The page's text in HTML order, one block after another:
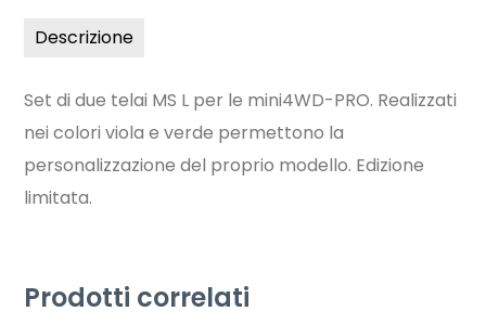
Descrizione
Set di due telai MS L per le mini4WD-PRO. Realizzati
nei colori viola e verde permettono la
personalizzazione del proprio modello. Edizione
limitata.
Prodotti correlati